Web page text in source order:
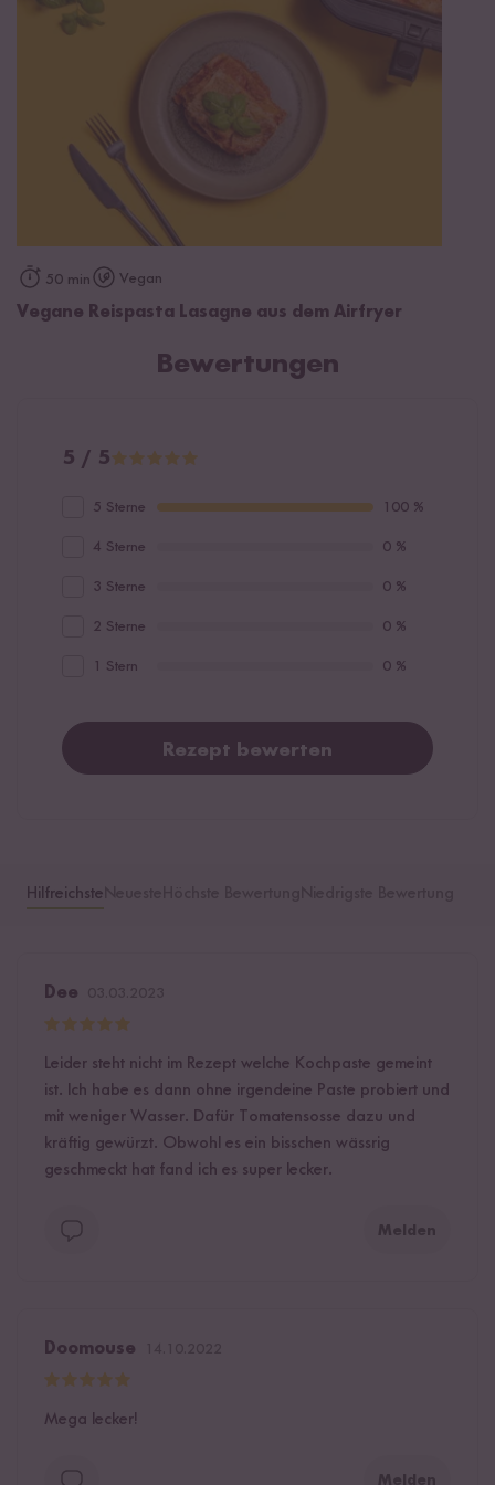
50 min Vegan
Vegane Reispasta Lasagne aus dem Airfryer
Bewertungen
5 / 5
5 Sterne 100 %
4 Sterne 0 %
3 Sterne 0 %
2 Sterne 0 %
1 Stern 0 %
Rezept bewerten
Hilfreichste
Dee
Leider steht nicht im Rezept welche Kochpaste gemeint
ist. Ich habe es dann ohne irgendeine Paste probiert und
mit weniger Wasser. Dafür Tomatensosse dazu und
kräftig gewürzt. Obwohl es ein bisschen wässrig
geschmeckt hat fand ich es super lecker.
Melden
Doomouse
Mega lecker!
Melden